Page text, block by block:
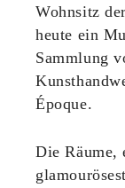
Wohnsitz
heute ein
Sammlung
Époque.
Die Räume,